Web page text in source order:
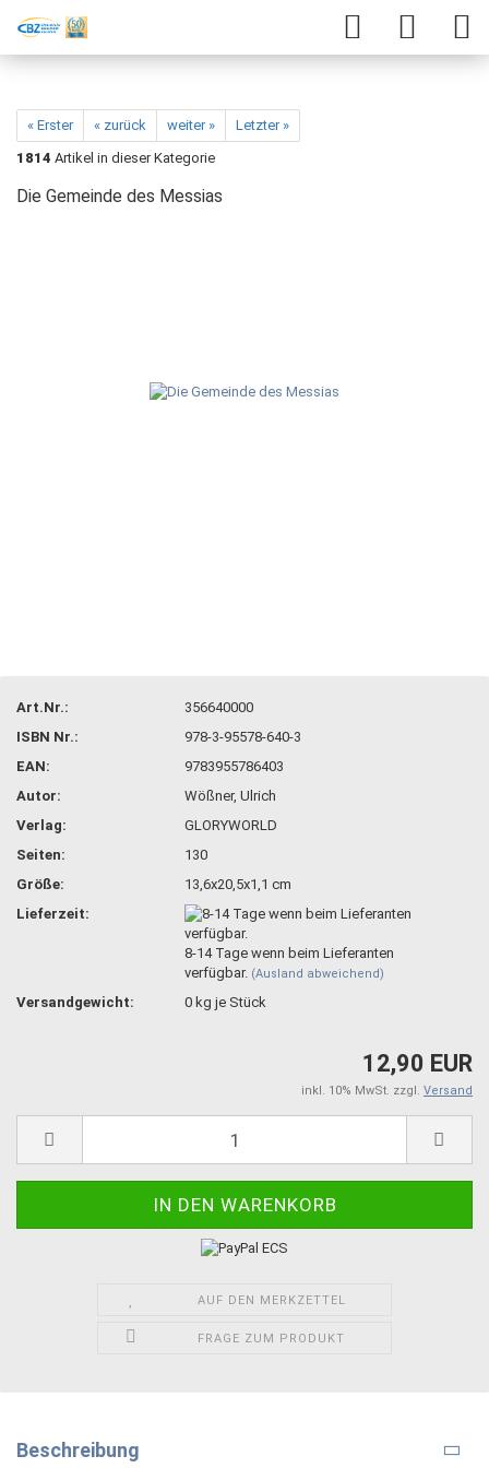
« Erster « zurück weiter »
Letzter »
1814 Artikel in dieser Kategorie
Die Gemeinde des Messias
Art.Nr.:
356640000
ISBN Nr.:
978-3-95578-640-3
EAN:
9783955786403
Autor:
Wößner, Ulrich
Verlag:
GLORYWORLD
Seiten:
130
Größe:
13,6x20,5x1,1 cm
Lieferzeit:
8-14 Tage wenn beim Lieferanten
verfügbar. (Ausland abweichend)
Versandgewicht: 0 kg je Stück
12,90 EUR
inkl. 10% MwSt. zzgl. Versand
AUF DEN MERKZETTEL
FRAGE ZUM PRODUKT
Beschreibung